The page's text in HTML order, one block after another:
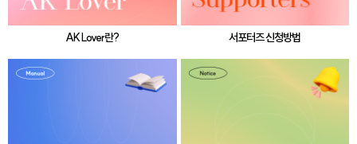
AK Lover란? 서포터즈 신청방법